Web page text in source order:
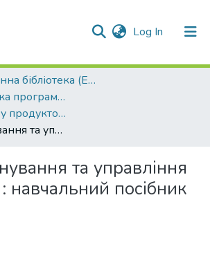
Log In (current)
Електронна бібліотека (E-Book)
ОПП «Розробка програмного забезпечення»
Менеджмент у продуктовому ІТ
Бізнес-планування та управління проектами : навчальний посібник
та управління
навчальний посібник